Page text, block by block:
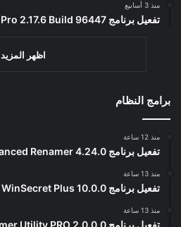
منذ 3 أسابيع
تفعيل برنامج Ant Download Manager Pro 2.17.6 Build 96447
اظهر المزيد
برامج النظام
منذ 12 ساعة
تفعيل برنامج Advanced Renamer 4.24.0
منذ 13 ساعة
تفعيل برنامج TweakNow WinSecret Plus 10.0.0
منذ 13 ساعة